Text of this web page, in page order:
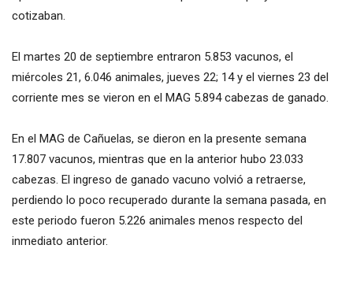
cotizaban.
El martes 20 de septiembre entraron 5.853 vacunos, el
miércoles 21, 6.046 animales, jueves 22; 14 y el viernes 23 del
corriente mes se vieron en el MAG 5.894 cabezas de ganado.
En el MAG de Cañuelas, se dieron en la presente semana
17.807 vacunos, mientras que en la anterior hubo 23.033
cabezas. El ingreso de ganado vacuno volvió a retraerse,
perdiendo lo poco recuperado durante la semana pasada, en
este periodo fueron 5.226 animales menos respecto del
inmediato anterior.